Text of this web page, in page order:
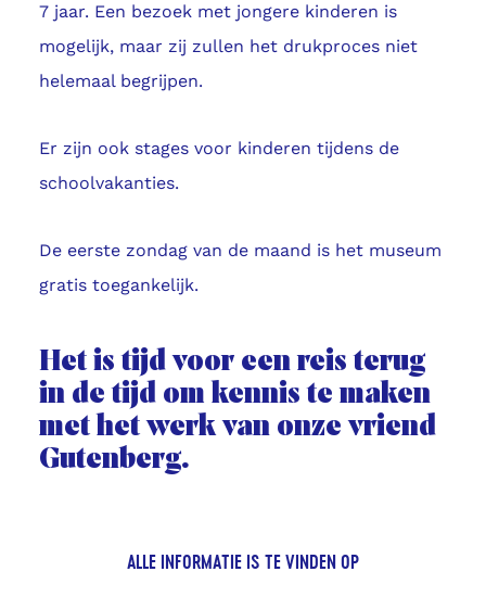
7 jaar. Een bezoek met jongere kinderen is
mogelijk, maar zij zullen het drukproces niet
helemaal begrijpen.
Er zijn ook stages voor kinderen tijdens de
schoolvakanties.
De eerste zondag van de maand is het museum
gratis toegankelijk.
Het is tijd voor een reis terug
in de tijd om kennis te maken
met het werk van onze vriend
Gutenberg.
ALLE INFORMATIE IS TE VINDEN OP